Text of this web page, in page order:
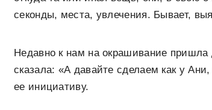
секонды, места, увлечения. Бывает,
Недавно к нам на окрашивание пришла
сказала: «А давайте сделаем как у
ее инициативу.